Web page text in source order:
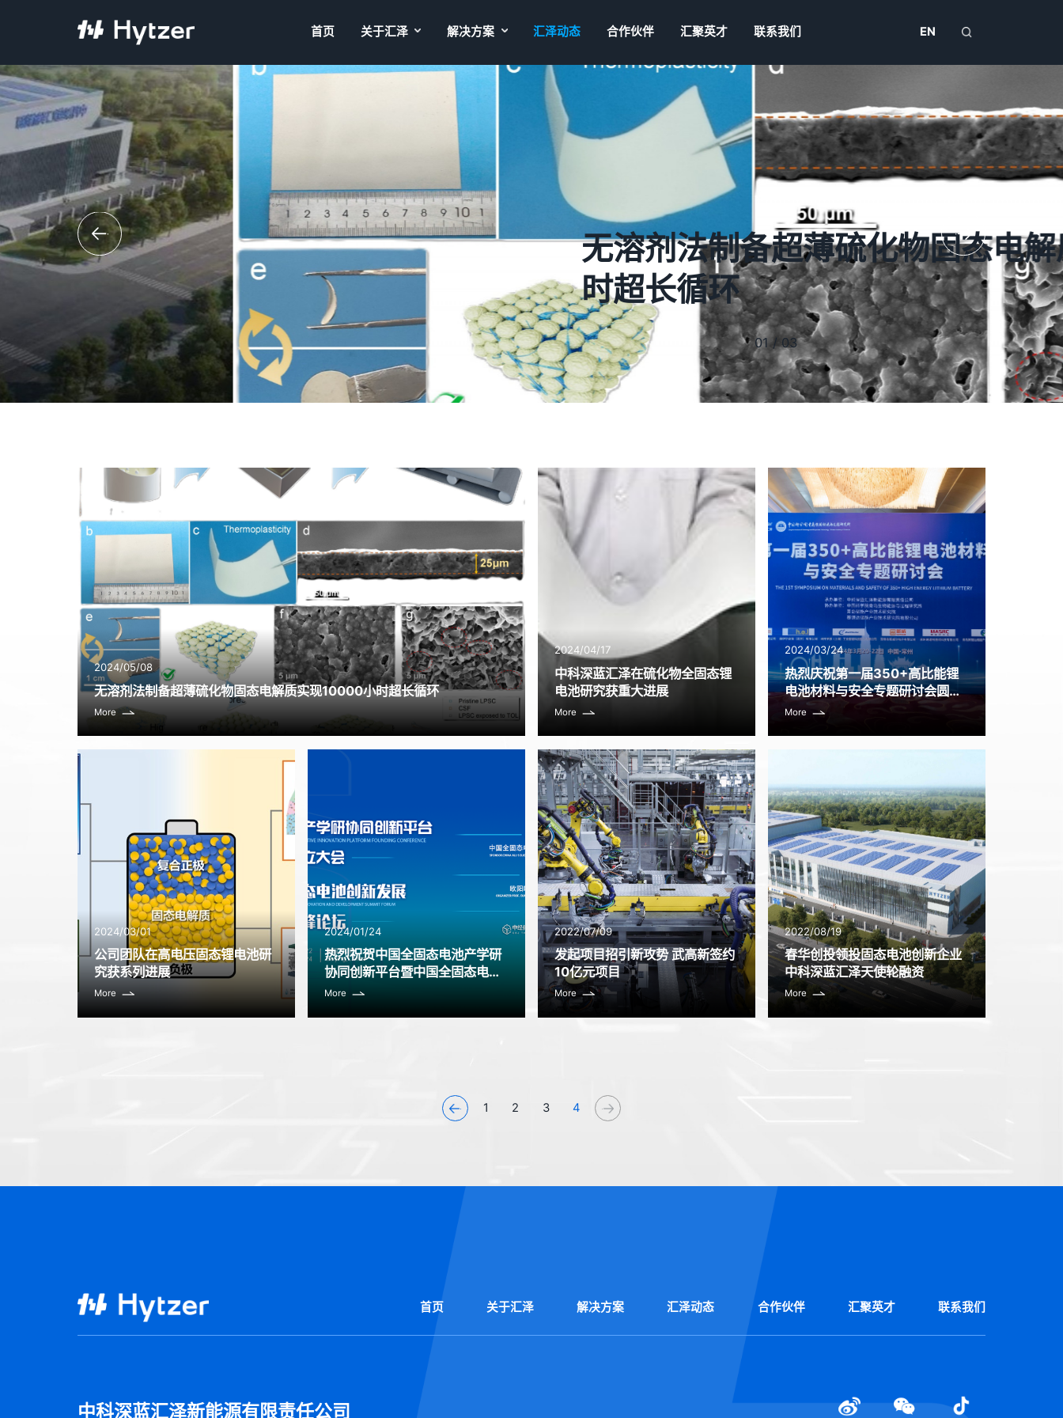
首页 关于汇泽 解决方案 汇泽动态 合作伙伴 汇聚英才 联系我们 EN
无溶剂法制备超薄硫化物固态电解质实现10000小
时超长循环
01 / 03
2024/05/08
无溶剂法制备超薄硫化物固态电解质实现10000小时超长循环
More
2024/04/17
中科深蓝汇泽在硫化物全固态锂
电池研究获重大进展
More
2024/03/24
热烈庆祝第一届350+高比能锂
电池材料与安全专题研讨会圆满
结束
More
2024/03/01
公司团队在高电压固态锂电池研
究获系列进展
More
2024/01/24
热烈祝贺中国全固态电池产学研
协同创新平台暨中国全固态电池
创新发展高峰论坛顺利召开
More
2022/07/09
发起项目招引新攻势 武高新签约
10亿元项目
More
2022/08/19
春华创投领投固态电池创新企业
中科深蓝汇泽天使轮融资
More
1 2 3 4
首页 关于汇泽 解决方案 汇泽动态 合作伙伴 汇聚英才 联系我们
中科深蓝汇泽新能源有限责任公司